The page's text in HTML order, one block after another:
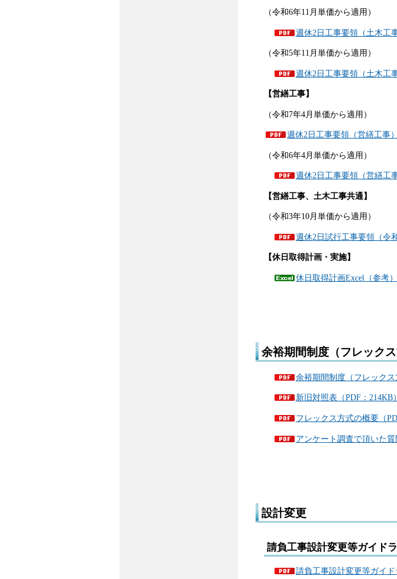
（令和6年11月単価から適用）
週休2日工事要領（土木工
（令和5年11月単価から適用）
週休2日工事要領（土木工
【営繕工事】
（令和7年4月単価から適用）
週休2日工事要領（営繕工事
（令和6年4月単価から適用）
週休2日工事要領（営繕工
【営繕工事、土木工事共通】
（令和3年10月単価から適用）
週休2日試行工事要領（令
【休日取得計画・実施】
休日取得計画Excel（参考
余裕期間制度（フレックス
余裕期間制度（フレックス
新旧対照表（PDF：214KB）
フレックス方式の概要（
アンケート調査で頂いた質
設計変更
請負工事設計変更等ガイド
請負工事設計変更等ガイド